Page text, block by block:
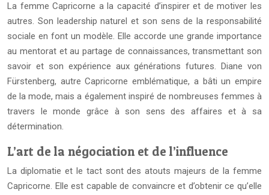
La femme Capricorne a la capacité d’inspirer et de motiver les
autres. Son leadership naturel et son sens de la responsabilité
sociale en font un modèle. Elle accorde une grande importance
au mentorat et au partage de connaissances, transmettant son
savoir et son expérience aux générations futures. Diane von
Fürstenberg, autre Capricorne emblématique, a bâti un empire
de la mode, mais a également inspiré de nombreuses femmes à
travers le monde grâce à son sens des affaires et à sa
détermination.
L’art de la négociation et de l’influence
La diplomatie et le tact sont des atouts majeurs de la femme
Capricorne. Elle est capable de convaincre et d’obtenir ce qu’elle